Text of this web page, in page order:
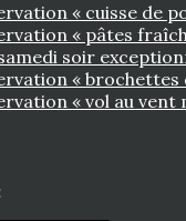
« cuisse de
« pâtes
soir
«
« vol au vent